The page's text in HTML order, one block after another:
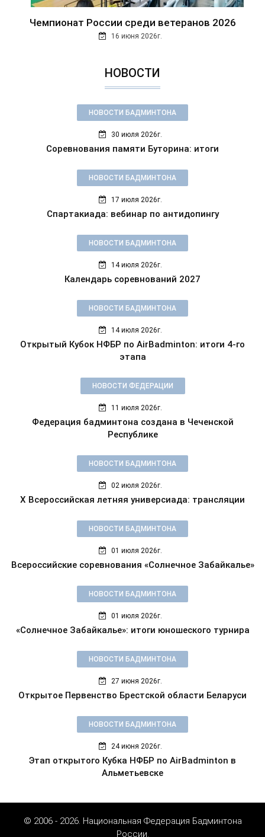
Чемпионат России среди ветеранов 2026
16 июня 2026г.
НОВОСТИ
НОВОСТИ БАДМИНТОНА
30 июля 2026г.
Соревнования памяти Буторина: итоги
НОВОСТИ БАДМИНТОНА
17 июля 2026г.
Спартакиада: вебинар по антидопингу
НОВОСТИ БАДМИНТОНА
14 июля 2026г.
Календарь соревнований 2027
НОВОСТИ БАДМИНТОНА
14 июля 2026г.
Открытый Кубок НФБР по AirBadminton: итоги 4-го
этапа
НОВОСТИ ФЕДЕРАЦИИ
11 июля 2026г.
Федерация бадминтона создана в Чеченской
Республике
НОВОСТИ БАДМИНТОНА
02 июля 2026г.
X Всероссийская летняя универсиада: трансляции
НОВОСТИ БАДМИНТОНА
01 июля 2026г.
Всероссийские соревнования «Солнечное Забайкалье»
НОВОСТИ БАДМИНТОНА
01 июля 2026г.
«Солнечное Забайкалье»: итоги юношеского турнира
НОВОСТИ БАДМИНТОНА
27 июня 2026г.
Открытое Первенство Брестской области Беларуси
НОВОСТИ БАДМИНТОНА
24 июня 2026г.
Этап открытого Кубка НФБР по AirBadminton в
Альметьевске
© 2006 - 2026. Национальная Федерация Бадминтона
России.